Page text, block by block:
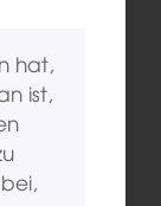
hat,
ist,